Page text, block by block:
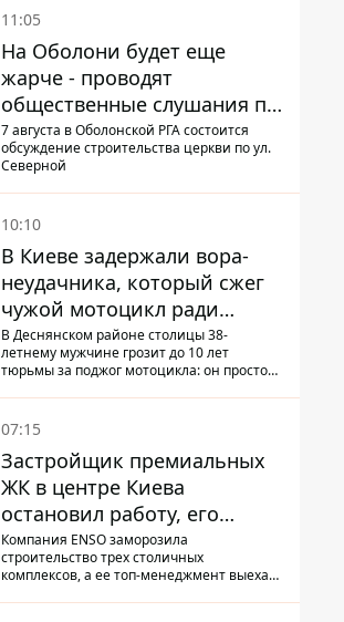
11:05
На Оболони будет еще
жарче - проводят
общественные слушания по
поводу храма УГКЦ на
Северной
7 августа в Оболонской РГА состоится
обсуждение строительства церкви по ул.
Северной
10:10
В Киеве задержали вора-
неудачника, который сжег
чужой мотоцикл ради
содержимого багажника
В Деснянском районе столицы 38-
летнему мужчине грозит до 10 лет
тюрьмы за поджог мотоцикла: он просто
07:15
Застройщик премиальных
ЖК в центре Киева
остановил работу, его
руководители сбежали из
Украины - Bihus.info
Компания ENSO заморозила
строительство трех столичных
комплексов, а ее топ-менеджмент выехал